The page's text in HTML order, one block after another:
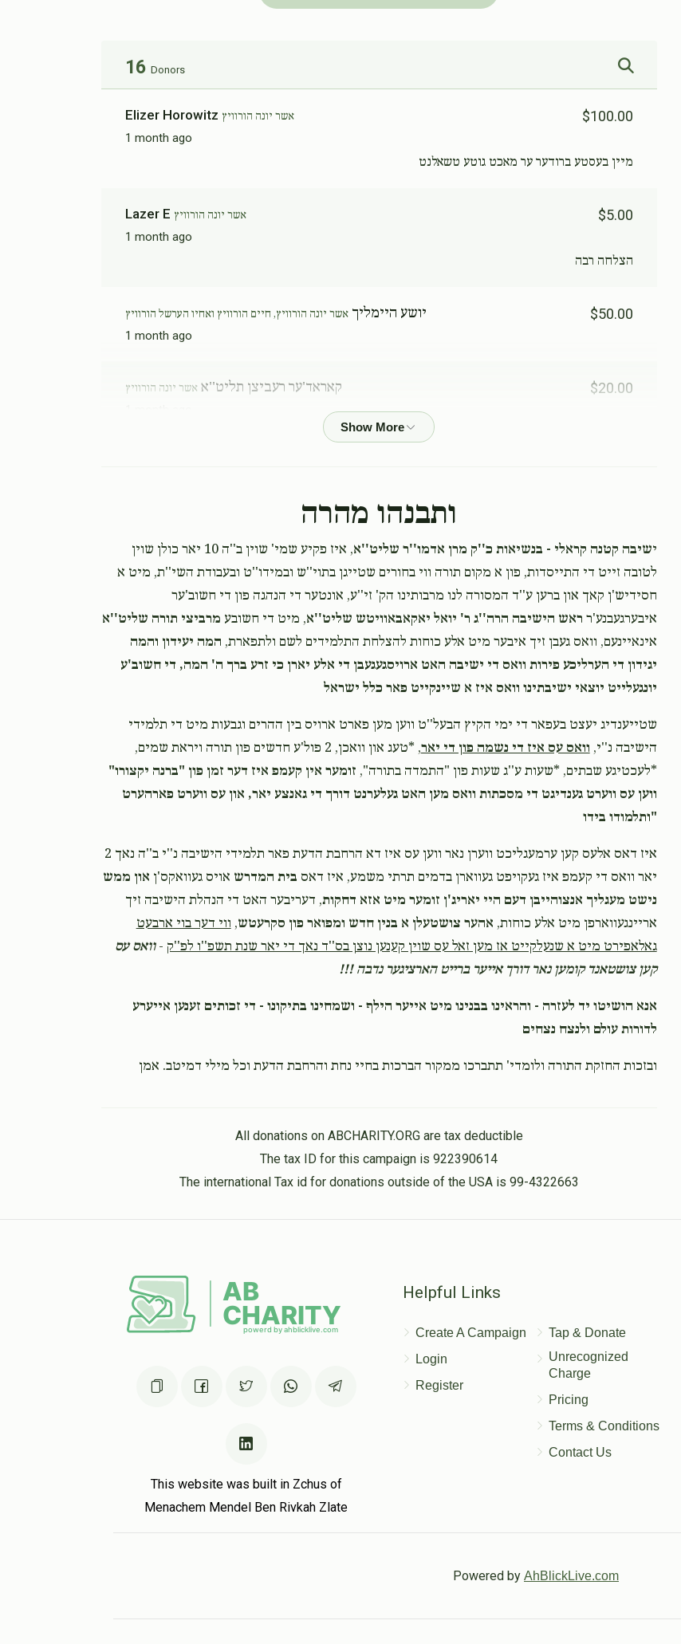
16 Donors
Elizer Horowitz אשר יונה הורוויץ
1 month ago
$100.00
מיין בעסטע ברודער ער מאכט גוטע טשאלנט
Lazer E אשר יונה הורוויץ
1 month ago
$5.00
הצלחה רבה
יושע היימליך אשר יונה הורוויץ, חיים הורוויץ ואחיו הערשל הורוויץ
1 month ago
$50.00
קאראד'ער רעביצן תליט''א אשר יונה הורוויץ $20.00
1 month ago
Hershy Friedman $30.00
$18.00
ותבנהו מהרה
ישיבה קטנה קראלי - בנשיאות כ''ק מרן אדמו''ר שליט''א
, איז פקיע שמי' שוין ב''ה 10 יאר כולן שוין
לטובה זייט די התייסדות, פון א מקום תורה ווי בחורים שטייגן בתוי''ש ובמידו''ט ובעבודת השי''ת, מיט א
חסידיש'ן קאך און ברען ע''ד המסורה לנו מרבותינו הק' זי''ע, אונטער די הנהגה פון די חשוב'ער
איבערגעבנע'ר ראש הישיבה הרה''ג ר' יואל יאקאבאוויטש שליט''א, מיט די חשובע מרביצי תורה שליט''א
אינאיינעם, וואס געבן זיך איבער מיט אלע כוחות להצלחת התלמידים לשם ולתפארת, המה יעידון והמה
יגידון די הערליכע פירות וואס די ישיבה האט ארויסגעגעבן די אלע יארן כי זרע ברך ה' המה, די חשוב'ע
יונגעלייט יוצאי ישיבתינו וואס איז א שיינקייט פאר כלל ישראל
‎‎שטייענדיג יעצט בעפאר די ימי הקיץ הבעל''ט ווען מען פארט ארויס בין ההרים וגבעות מיט די תלמידי
הישיבה נ''י, וואס עס איז די נשמה פון די יאר
, *טעג און וואכן, 2 פול'ע חדשים פון תורה ויראת שמים,
*לעכטיגע שבתים, *שעות ע''ג שעות פון "התמדה בתורה", זומער אין קעמפ איז דער זמן פון "ברנה יקצורו"
ווען עס ווערט גענדיגט די מסכתות וואס מען האט געלערנט דורך די גאנצע יאר, און עס ווערט פארהערט
"ותלמודו בידו
איז דאס אלעס קען ערמעגליכט ווערן נאר ווען עס איז דא הרחבת הדעת פאר תלמידי הישיבה נ''י ב''ה נאך 2
יאר וואס די קעמפ איז געקויפט געווארן בדמים תרתי משמע, איז דאס בית המדרש אויס געוואקס'ן און ממש
נישט מעגליך אנצוהייבן דעם היי יאריג'ן זומער מיט אזא דחקות, דעריבער האט די הנהלת הישיבה זיך
אריינגעווארפן מיט אלע כוחות, אהער צושטעלן א בנין חדש ומפואר פון סקרעטש, ווי דער בוי ארבעט
גאלאפירט מיט א שנעלקייט אז מען זאל עס שוין קענען נוצן בס''ד נאך די יאר שנת תשפ''ו לפ''ק -וואס עס
קען צושטאנד קומען נאר דורך אייער ברייט הארציגער נדבה !!!
אנא הושיטו יד לעזרה - והראינו בבנינו מיט אייער הילף - ושמחינו בתיקונו - די זכותים זענען אייערע
לדורות עולם ולנצח נצחים
ובזכות החזקת התורה ולומדי' תתברכו ממקור הברכות בחיי נחת והרחבת הדעת וכל מילי דמיטב. אמן
All donations on ABCHARITY.ORG are tax deductible
The tax ID for this campaign is 922390614
The international Tax id for donations outside of the USA is 99-4322663
This website was built in Zchus of
Menachem Mendel Ben Rivkah Zlate
Helpful Links
Create A Campaign
Login
Register
Tap & Donate
Unrecognized
Charge
Pricing
Terms & Conditions
Contact Us
Powered by AhBlickLive.com